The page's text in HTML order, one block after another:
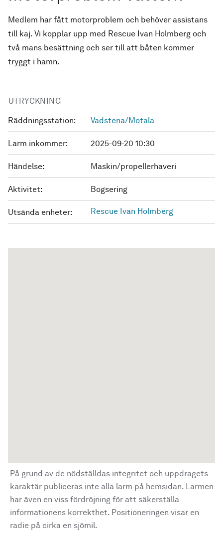
Medlem har fått motorproblem och behöver assistans
till kaj. Vi kopplar upp med Rescue Ivan Holmberg och
två mans besättning och ser till att båten kommer
tryggt i hamn.
UTRYCKNING
Räddningsstation: Vadstena/Motala
Larm inkommer: 2025-09-20 10:30
Händelse: Maskin/propellerhaveri
Aktivitet: Bogsering
Utsända enheter: Rescue Ivan Holmberg
På grund av de nödställdas integritet och uppdragets
karaktär publiceras inte alla larm på hemsidan. Larmen
har även en viss fördröjning för att säkerställa
informationens korrekthet. Positioneringen visar en
radie på cirka en sjömil.